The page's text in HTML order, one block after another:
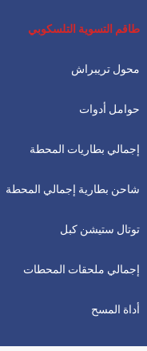
طاقم التسوية التلسكوبي
محول تريبراش
حوامل أدوات
إجمالي بطاريات المحطة
شاحن بطارية إجمالي المحطة
توتال ستيشن كبل
إجمالي ملحقات المحطات
أداة المسح